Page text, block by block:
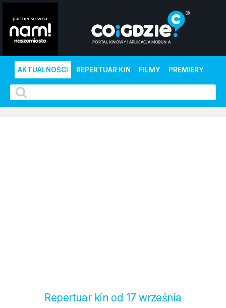
AKTUALNOŚCI REPERTUAR KIN FILMY PREMIERY
Repertuar kin od 17 września